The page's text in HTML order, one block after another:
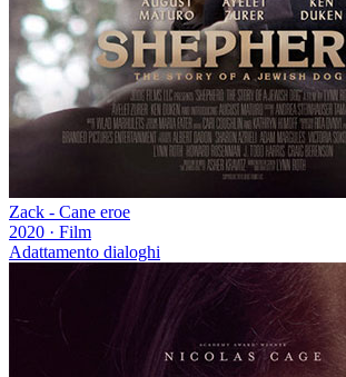
Zack - Cane eroe
2020 · Film
Adattamento dialoghi